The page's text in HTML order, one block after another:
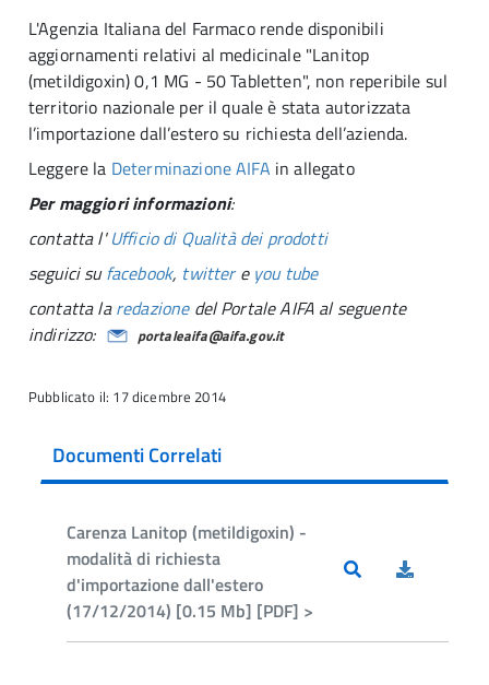
L'Agenzia Italiana del Farmaco rende disponibili
aggiornamenti relativi al medicinale "Lanitop
(metildigoxin) 0,1 MG - 50 Tabletten", non reperibile sul
territorio nazionale per il quale è stata autorizzata
l’importazione dall’estero su richiesta dell’azienda.
Leggere la Determinazione AIFA in allegato
Per maggiori informazioni:
contatta l'Ufficio di Qualità dei prodotti
seguici sufacebook, twittere you tube
contatta laredazionedel Portale AIFA al seguente
indirizzo:
portaleaifa@aifa.gov.it
Pubblicato il: 17 dicembre 2014
Documenti Correlati
Carenza Lanitop (metildigoxin) -
modalità di richiesta
d'importazione dall'estero
(17/12/2014) [0.15 Mb] [PDF] >